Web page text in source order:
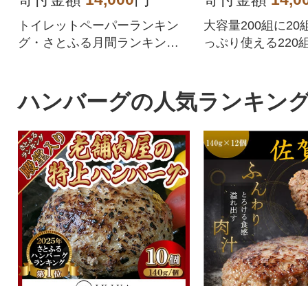
トイレットペーパーランキン
グ・さとふる月間ランキング1
を追求した上質なトイレット
ペーパーです。
大容量200組に20
っぷり使える220
ハンバーグの人気ランキン